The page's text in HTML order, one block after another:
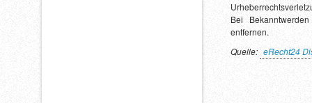
Bei
entfernen.
Quelle: eRecht24